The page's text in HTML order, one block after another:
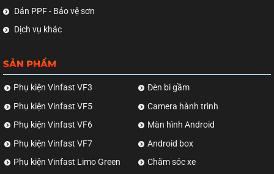
Dán PPF - Bảo vệ sơn
Dịch vụ khác
SẢN PHẨM
Phụ kiện Vinfast VF3
Phụ kiện Vinfast VF5
Phụ kiện Vinfast VF6
Phụ kiện Vinfast VF7
Phụ kiện Vinfast Limo Green
Đèn bi gầm
Camera hành trình
Màn hình Android
Android box
Chăm sóc xe